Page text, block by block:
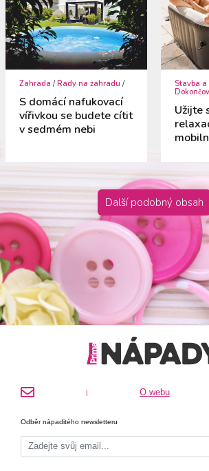
Zahrada /Rady na zahradu /
S domácí nafukovací
vířivkou se budete cítit
v sedmém nebi
Stavba
Užijte
Další podobný obsah
| O webu
Odběr nápaditého newsletteru